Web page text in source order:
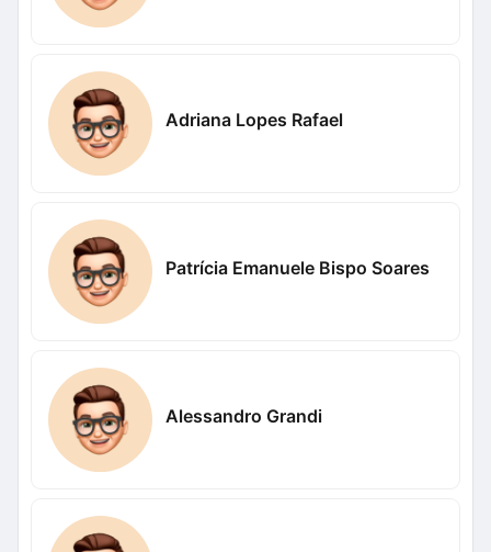
Adriana Lopes Rafael
Patrícia Emanuele Bispo Soares
Alessandro Grandi